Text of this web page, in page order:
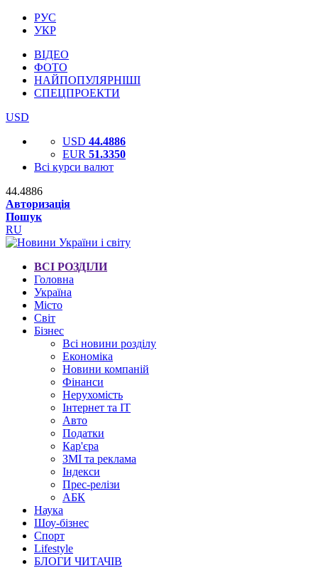
РУС
УКР
ВІДЕО
ФОТО
НАЙПОПУЛЯРНІШІ
СПЕЦПРОЕКТИ
USD
USD 44.4886
EUR 51.3350
Всі курси валют
44.4886
Авторизація
Пошук
RU
ВСІ РОЗДІЛИ
Головна
Україна
Місто
Світ
Бізнес
Всі новини розділу
Економіка
Новини компаній
Фінанси
Нерухомість
Інтернет та IT
Авто
Податки
Кар'єра
ЗМІ та реклама
Індекси
Прес-релізи
АБК
Наука
Шоу-бізнес
Спорт
Lifestyle
БЛОГИ ЧИТАЧІВ